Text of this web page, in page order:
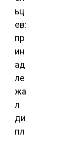
ьц
ев:
пр
ин
ад
ле
жа
л
ди
пл